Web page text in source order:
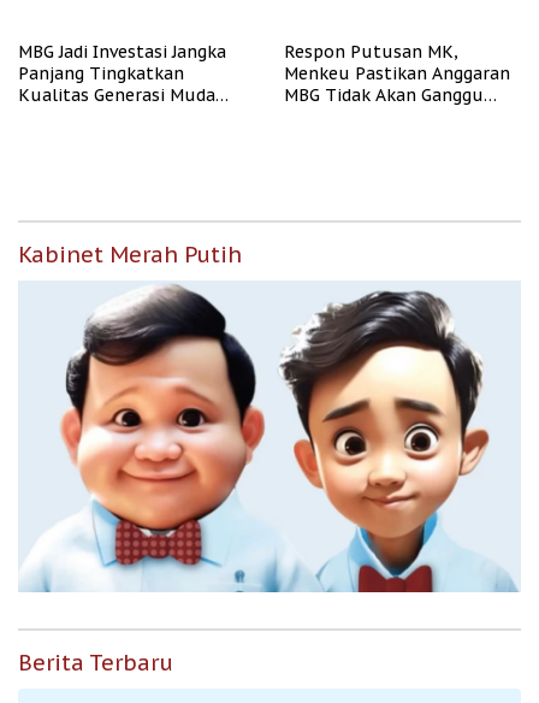
MBG Jadi Investasi Jangka
Panjang Tingkatkan
Kualitas Generasi Muda
Respon Putusan MK,
Menkeu Pastikan Anggaran
MBG Tidak Akan Ganggu
Kabinet Merah Putih
Berita Terbaru